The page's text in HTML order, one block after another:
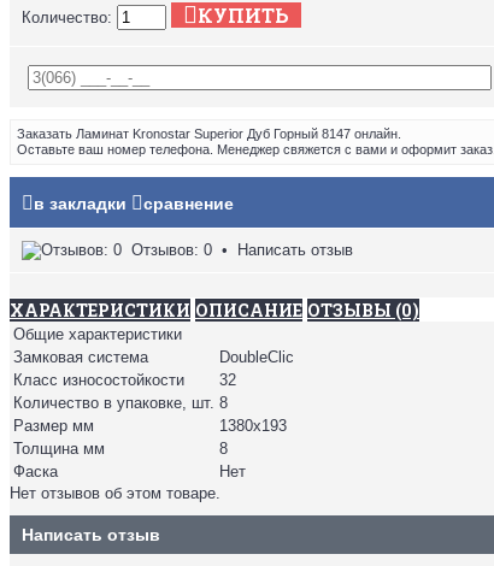
Количество: КУПИТЬ
Заказать Ламинат Kronostar Superior Дуб Горный 8147 онлайн.
Оставьте ваш номер телефона. Менеджер свяжется с вами и оформит заказ.
в закладки сравнение
Отзывов: 0 • Написать отзыв
ХАРАКТЕРИСТИКИ ОПИСАНИЕ ОТЗЫВЫ (0)
Общие характеристики
Замковая система
DoubleClic
Класс износостойкости
32
Количество в упаковке, шт. 8
Размер мм
1380х193
Толщина мм
8
Фаска
Нет
Нет отзывов об этом товаре.
Написать отзыв